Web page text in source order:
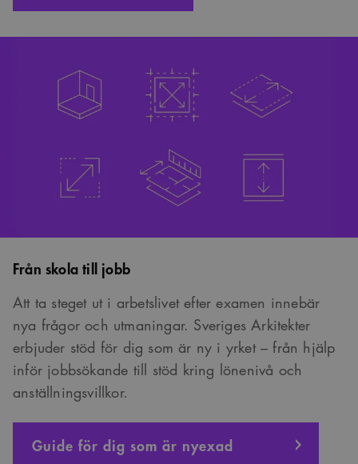
Från skola till jobb
Att ta steget ut i arbetslivet efter examen innebär
nya frågor och utmaningar. Sveriges Arkitekter
erbjuder stöd för dig som är ny i yrket – från hjälp
inför jobbsökande till stöd kring lönenivå och
anställningsvillkor.
Guide för dig som är nyexad